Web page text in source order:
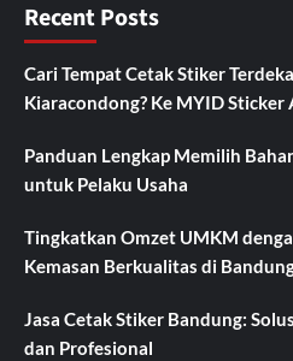
Recent Posts
Cari Tempat Cetak Stiker
Kiaracondong? Ke MYID Sticker
Panduan Lengkap Memilih
untuk Pelaku Usaha
Tingkatkan Omzet UMKM
Kemasan Berkualitas di
Jasa Cetak Stiker Bandung:
dan Profesional